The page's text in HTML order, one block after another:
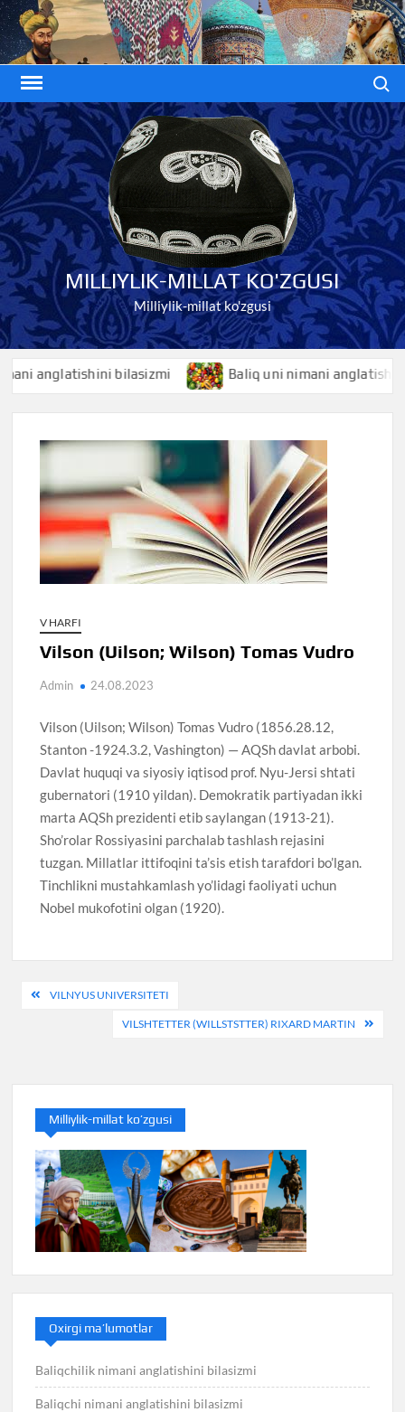
Skip
to
content
MILLIYLIK-MILLAT KO'ZGUSI
Milliylik-millat ko'zgusi
anglatishini bilasizmi Baliq uni nimani anglatishini
V HARFI
Vilson (Uilson; Wilson) Tomas Vudro
Admin 24.08.2023
Vilson (Uilson; Wilson) Tomas Vudro (1856.28.12,
Stanton -1924.3.2, Vashington) — AQSh davlat arbobi.
Davlat huquqi va siyosiy iqtisod prof. Nyu-Jersi shtati
gubernatori (1910 yildan). Demokratik partiyadan ikki
marta AQSh prezidenti etib saylangan (1913-21).
Sho’rolar Rossiyasini parchalab tashlash rejasini
tuzgan. Millatlar ittifoqini ta’sis etish tarafdori bo’lgan.
Tinchlikni mustahkamlash yo’lidagi faoliyati uchun
Nobel mukofotini olgan (1920).
PostVILNYUS UNIVERSITETI
VILSHTETTER (WILLSTSTTER) RIXARD MARTIN
Milliylik-millat ko’zgusi
Oxirgi ma’lumotlar
Baliqchilik nimani anglatishini bilasizmi
Baliqchi nimani anglatishini bilasizmi